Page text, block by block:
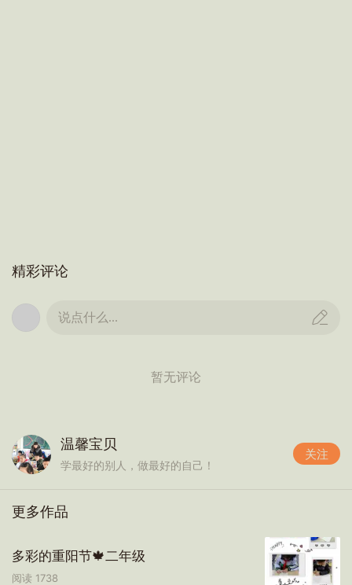
精彩评论
说点什么...
暂无评论
温馨宝贝
学最好的别人，做最好的自己！
关注
更多作品
多彩的重阳节🍁二年级
阅读 1738